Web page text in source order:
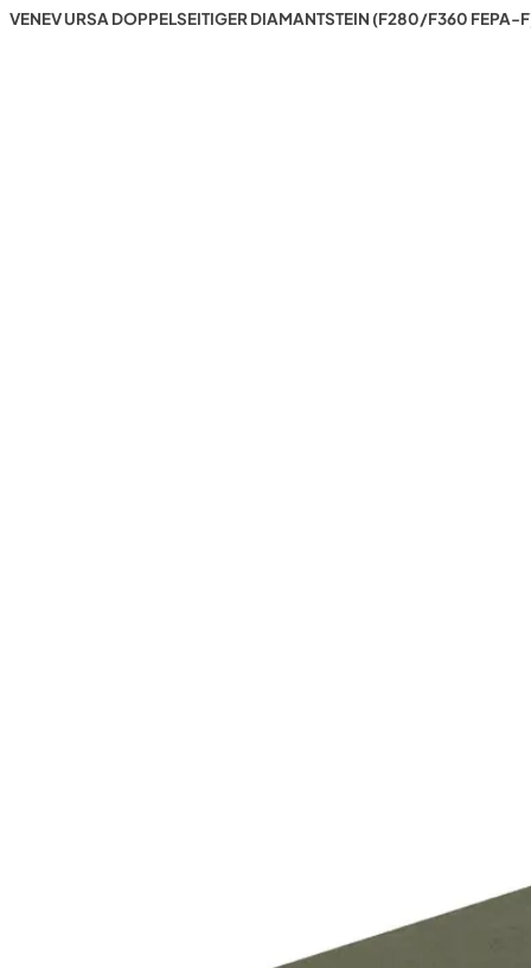
VENEV URSA DOPPELSEITIGER DIAMANTSTEIN (F280/F360 FEPA-